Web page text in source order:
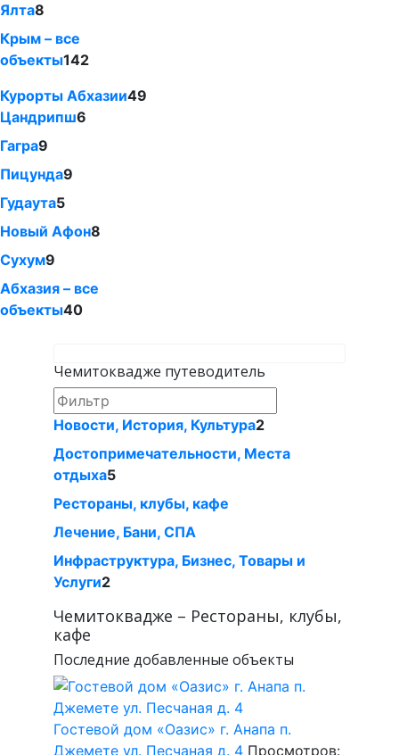
Ялта8
Крым – все
объекты142
Курорты Абхазии49
Цандрипш6
Гагра9
Пицунда9
Гудаута5
Новый Афон8
Сухум9
Абхазия – все
объекты40
Чемитоквадже путеводитель
Новости, История, Культура2
Достопримечательности, Местa
отдыха5
Рестораны, клубы, кафе
Лечение, Бани, СПА
Инфраструктура, Бизнес, Товары и
Услуги2
Чемитоквадже – Рестораны, клубы,
кафе
Последние добавленные объекты
Гостевой дом «Оазис» г. Анапа п.
Джемете ул. Песчаная д. 4 Просмотров: